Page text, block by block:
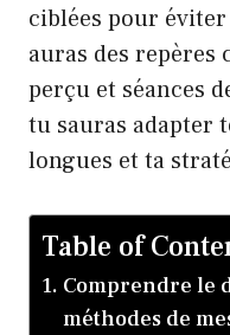
ciblées pour
auras des
perçu et séances
tu sauras adapter
longues et ta
Table of
Comprendre le
méthodes de